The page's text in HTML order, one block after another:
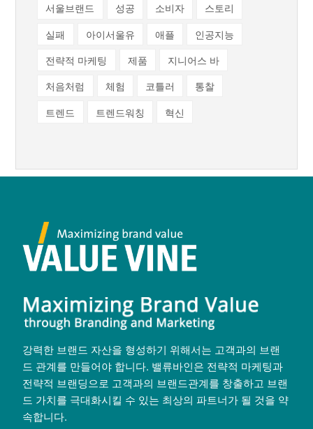
서울브랜드
성공 소비자
스토리
실패
아이서울유 애플
인공지능
전략적 마케팅
제품
지니어스 바
처음처럼
체험 코틀러
통찰
트렌드
트렌드워칭 혁신
강력한 브랜드 자산을 형성하기 위해서는 고객과의 브랜
드 관계를 만들어야 합니다. 밸류바인은 전략적 마케팅과
전략적 브랜딩으로 고객과의 브랜드관계를 창출하고 브랜
드 가치를 극대화시킬 수 있는 최상의 파트너가 될 것을 약
속합니다.